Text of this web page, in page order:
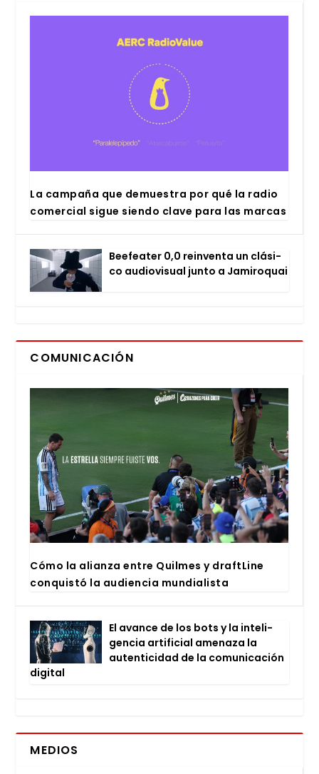
La cam­pa­ña que demues­tra por qué la radio
comer­cial sigue sien­do cla­ve para las mar­cas
Bee­fea­ter 0,0 rein­ven­ta un clá­si­
co audio­vi­sual jun­to a Jami­ro­quai
COMUNICACIÓN
Cómo la alian­za entre Quil­mes y draftLi­ne
con­quis­tó la audien­cia mun­dia­lis­ta
El avan­ce de los bots y la inte­li­
gen­cia arti­fi­cial ame­na­za la
auten­ti­ci­dad de la comu­ni­ca­ción
digi­tal
MEDIOS